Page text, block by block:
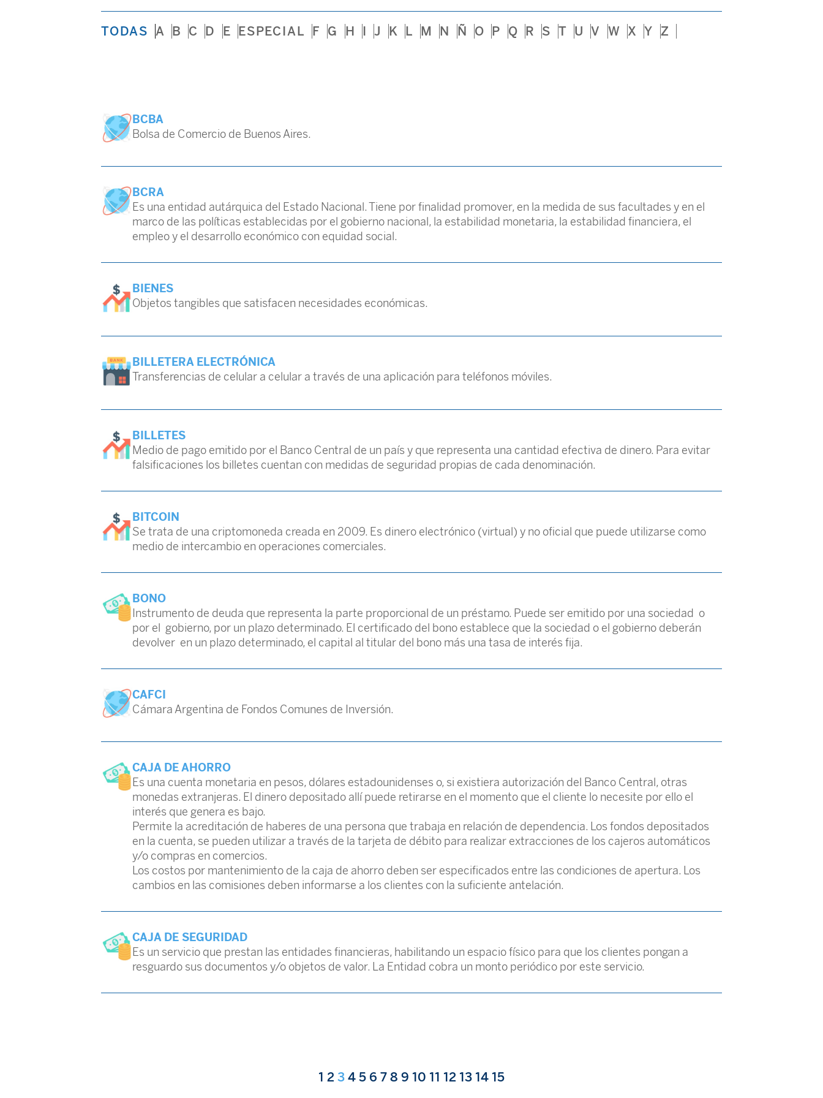
A B C D E ESPECIAL F G H I J K L M N Ñ O P Q R S T U V W X Y Z
TODAS
BCBA
Bolsa de Comercio de Buenos Aires.
BCRA
Es una entidad autárquica del Estado Nacional. Tiene por finalidad promover, en la medida de sus facultades y en el
marco de las políticas establecidas por el gobierno nacional, la estabilidad monetaria, la estabilidad financiera, el
empleo y el desarrollo económico con equidad social.
BIENES
Objetos tangibles que satisfacen necesidades económicas.
BILLETERA ELECTRÓNICA
Transferencias de celular a celular a través de una aplicación para teléfonos móviles.
BILLETES
Medio de pago emitido por el Banco Central de un país y que representa una cantidad efectiva de dinero. Para evitar
falsificaciones los billetes cuentan con medidas de seguridad propias de cada denominación.
BITCOIN
Se trata de una criptomoneda creada en 2009. Es dinero electrónico (virtual) y no oficial que puede utilizarse como
medio de intercambio en operaciones comerciales.
BONO
Instrumento de deuda que representa la parte proporcional de un préstamo. Puede ser emitido por una sociedad o
por el gobierno, por un plazo determinado. El certificado del bono establece que la sociedad o el gobierno deberán
devolver en un plazo determinado, el capital al titular del bono más una tasa de interés fija.
CAFCI
Cámara Argentina de Fondos Comunes de Inversión.
CAJA DE AHORRO
Es una cuenta monetaria en pesos, dólares estadounidenses o, si existiera autorización del Banco Central, otras
monedas extranjeras. El dinero depositado allí puede retirarse en el momento que el cliente lo necesite por ello el
interés que genera es bajo.
Permite la acreditación de haberes de una persona que trabaja en relación de dependencia. Los fondos depositados
en la cuenta, se pueden utilizar a través de la tarjeta de débito para realizar extracciones de los cajeros automáticos
y/o compras en comercios.
Los costos por mantenimiento de la caja de ahorro deben ser especificados entre las condiciones de apertura. Los
cambios en las comisiones deben informarse a los clientes con la suficiente antelación.
CAJA DE SEGURIDAD
Es un servicio que prestan las entidades financieras, habilitando un espacio físico para que los clientes pongan a
resguardo sus documentos y/o objetos de valor. La Entidad cobra un monto periódico por este servicio.
1 2 3 4 5 6 7 8 9 10 11 12 13 14 15